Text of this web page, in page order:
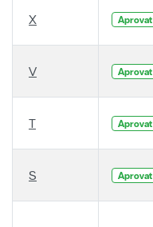
X Aprovat
V Aprovat
T Aprovat
S Aprovat